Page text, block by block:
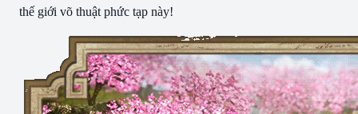
thế giới võ thuật phức tạp này!